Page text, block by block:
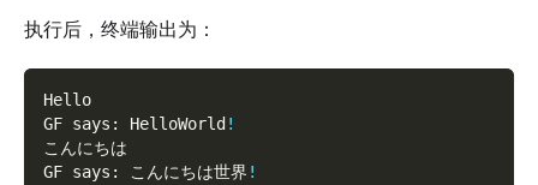
执行后，终端输出为：
Hello
GF says: HelloWorld !
こんにちは
GF says: こんにちは世界 !